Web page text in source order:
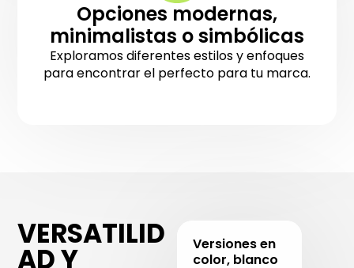
Opciones modernas,
minimalistas o simbólicas
Exploramos diferentes estilos y enfoques
para encontrar el perfecto para tu marca.
VERSATILID
AD Y
Versiones en
color, blanco